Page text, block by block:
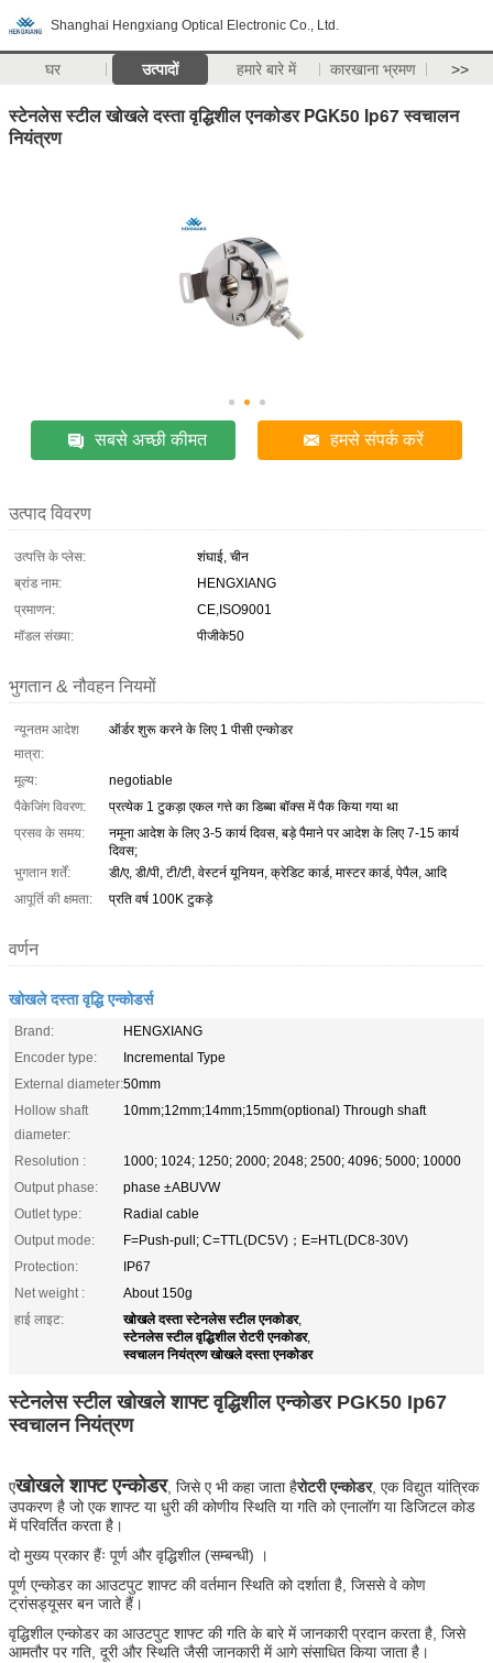
Shanghai Hengxiang Optical Electronic Co., Ltd.
घर उत्पादों हमारे बारे में कारखाना भ्रमण >>
स्टेनलेस स्टील खोखले दस्ता वृद्धिशील एनकोडर PGK50 Ip67 स्वचालन
नियंत्रण
सबसे अच्छी कीमत हमसे संपर्क करें
उत्पाद विवरण
उत्पत्ति के प्लेस:
शंघाई, चीन
ब्रांड नाम:
HENGXIANG
प्रमाणन:
CE,ISO9001
मॉडल संख्या:
पीजीके50
भुगतान & नौवहन नियमों
न्यूनतम आदेश
मात्रा:
ऑर्डर शुरू करने के लिए 1 पीसी एन्कोडर
मूल्य:
negotiable
पैकेजिंग विवरण:
प्रत्येक 1 टुकड़ा एकल गत्ते का डिब्बा बॉक्स में पैक किया गया था
प्रसव के समय:
नमूना आदेश के लिए 3-5 कार्य दिवस, बड़े पैमाने पर आदेश के लिए 7-15 कार्य
दिवस;
भुगतान शर्तें:
डी/ए, डी/पी, टी/टी, वेस्टर्न यूनियन, क्रेडिट कार्ड, मास्टर कार्ड, पेपैल, आदि
आपूर्ति की क्षमता:
प्रति वर्ष 100K टुकड़े
वर्णन
खोखले दस्ता वृद्धि एन्कोडर्स
Brand:
HENGXIANG
Encoder type:
Incremental Type
External diameter:50mm
Hollow shaft
diameter:
10mm;12mm;14mm;15mm(optional) Through shaft
Resolution :
1000; 1024; 1250; 2000; 2048; 2500; 4096; 5000; 10000
Output phase:
phase ±ABUVW
Outlet type:
Radial cable
Output mode:
F=Push-pull; C=TTL(DC5V)；E=HTL(DC8-30V)
Protection:
IP67
Net weight :
About 150g
हाई लाइट:
खोखले दस्ता स्टेनलेस स्टील एनकोडर,
स्टेनलेस स्टील वृद्धिशील रोटरी एनकोडर,
स्वचालन नियंत्रण खोखले दस्ता एनकोडर
स्टेनलेस स्टील खोखले शाफ्ट वृद्धिशील एन्कोडर PGK50 Ip67
स्वचालन नियंत्रण
एखोखले शाफ्ट एन्कोडर, जिसे ए भी कहा जाता हैरोटरी एन्कोडर, एक विद्युत यांत्रिक
उपकरण है जो एक शाफ्ट या धुरी की कोणीय स्थिति या गति को एनालॉग या डिजिटल कोड
में परिवर्तित करता है।
दो मुख्य प्रकार हैंः पूर्ण और वृद्धिशील (सम्बन्धी) ।
पूर्ण एन्कोडर का आउटपुट शाफ्ट की वर्तमान स्थिति को दर्शाता है, जिससे वे कोण
ट्रांसड्यूसर बन जाते हैं।
वृद्धिशील एन्कोडर का आउटपुट शाफ्ट की गति के बारे में जानकारी प्रदान करता है, जिसे
आमतौर पर गति, दूरी और स्थिति जैसी जानकारी में आगे संसाधित किया जाता है।